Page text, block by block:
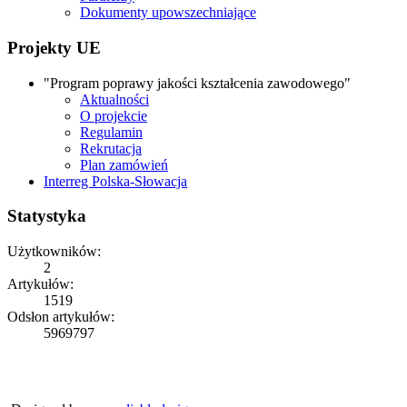
Dokumenty upowszechniające
Projekty UE
"Program poprawy jakości kształcenia zawodowego"
Aktualności
O projekcie
Regulamin
Rekrutacja
Plan zamówień
Interreg Polska-Słowacja
Statystyka
Użytkowników:
2
Artykułów:
1519
Odsłon artykułów:
5969797